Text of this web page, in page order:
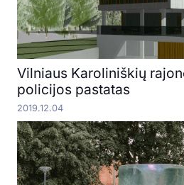
Vilniaus Karoliniškių
policijos pastatas
2019.12.04